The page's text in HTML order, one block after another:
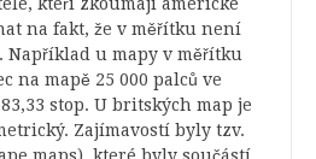
kteří zkoumají americké
na fakt, že v měřítku není
Například u mapy v měřítku
na mapě 25 000 palců ve
stop. U britských map je
Zajímavostí byly tzv.